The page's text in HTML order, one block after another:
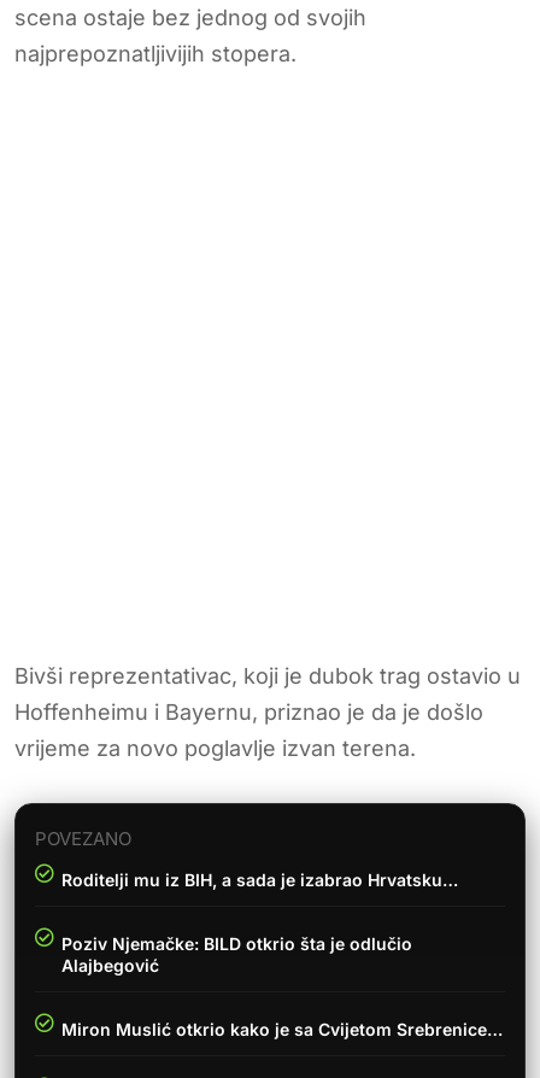
scena ostaje bez jednog od svojih
najprepoznatljivijih stopera.
Bivši reprezentativac, koji je dubok trag ostavio u
Hoffenheimu i Bayernu, priznao je da je došlo
vrijeme za novo poglavlje izvan terena.
POVEZANO
Roditelji mu iz BIH, a sada je izabrao Hrvatsku…
Poziv Njemačke: BILD otkrio šta je odlučio
Alajbegović
Miron Muslić otkrio kako je sa Cvijetom Srebrenice…